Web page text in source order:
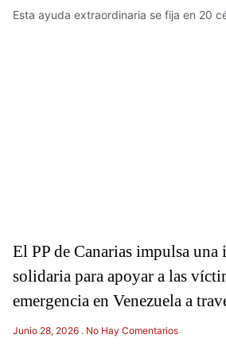
Esta ayuda extraordinaria se fija en 20
El PP de Canarias impulsa
solidaria para apoyar a las
emergencia en Venezuela a
Junio 28, 2026 No Hay Comentarios